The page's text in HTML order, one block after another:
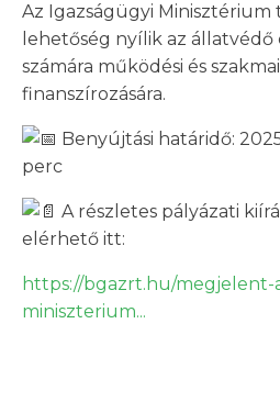
Az Igazságügyi Minisztérium
lehetőség nyílik az állatvédő
számára működési és
finanszírozására.
Benyújtási határidő:
perc
A részletes pályázati
elérhető itt:
https://bgazrt.hu/megjelent-
miniszterium...